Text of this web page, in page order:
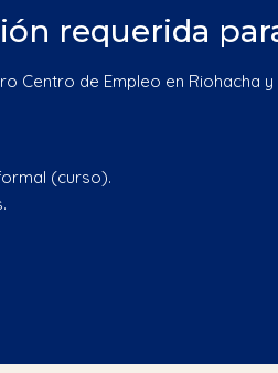
requerida
Centro de Empleo en Riohacha
(curso).